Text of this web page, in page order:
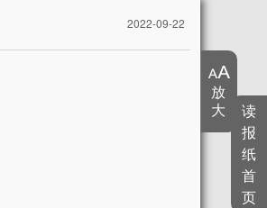
2022-09-22
放
大
读
报
纸
首
页